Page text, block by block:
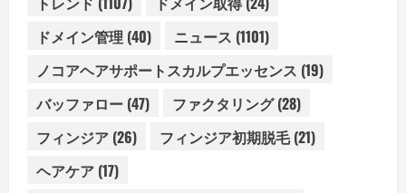
ドメイン管理 (40) ニュース (1101)
ノコアヘアサポートスカルプエッセンス (19)
バッファロー (47) ファクタリング(28)
フィンジア (26) フィンジア初期脱毛(21)
ヘアケア (17)